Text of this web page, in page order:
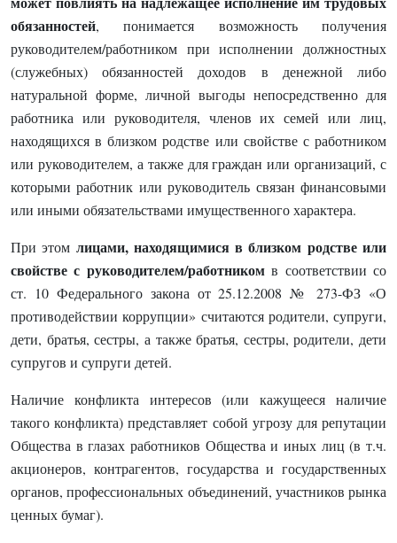
обязанностей, понимается возможность получения
руководителем/работником при исполнении должностных
(служебных) обязанностей доходов в денежной либо
натуральной форме, личной выгоды непосредственно для
работника или руководителя, членов их семей или лиц,
находящихся в близком родстве или свойстве с работником
или руководителем, а также для граждан или организаций, с
которыми работник или руководитель связан финансовыми
или иными обязательствами имущественного характера.
При этом лицами, находящимися в близком родстве или
свойстве с руководителем/работникомв соответствии со
ст. 10 Федерального закона от 25.12.2008 № 273-ФЗ «О
противодействии коррупции» считаются родители, супруги,
дети, братья, сестры, а также братья, сестры, родители, дети
супругов и супруги детей.
Наличие конфликта интересов (или кажущееся наличие
такого конфликта) представляет собой угрозу для репутации
Общества в глазах работников Общества и иных лиц (в т.ч.
акционеров, контрагентов, государства и государственных
органов, профессиональных объединений, участников рынка
ценных бумаг).